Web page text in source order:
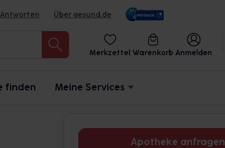
Antworten Über gesund.de
Merkzettel Warenkorb Anmelden
finden Meine Services
Apotheke anfragen